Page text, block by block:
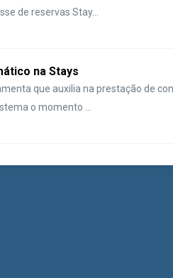
de reservas Stay...
na Stays
que auxilia na prestação de
o momento ...